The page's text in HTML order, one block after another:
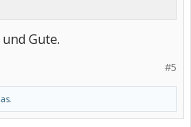
Gute.
#5